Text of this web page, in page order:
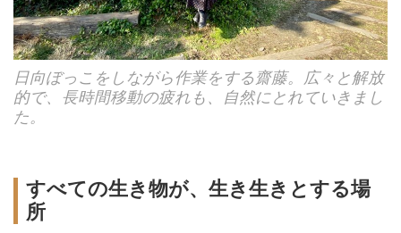
日向ぼっこをしながら作業をする齋藤。広々と解放
的で、長時間移動の疲れも、自然にとれていきまし
た。
すべての生き物が、生き生きとする場
所